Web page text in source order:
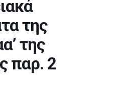
της
της
παρ. 2